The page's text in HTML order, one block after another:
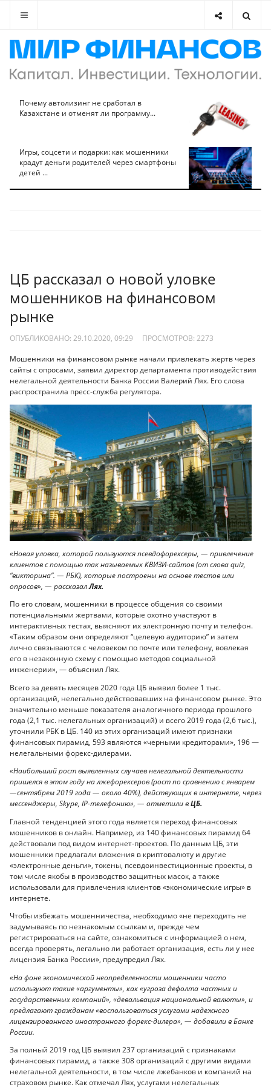
Почему автолизинг не сработал в
Казахстане и отменят ли программу...
Игры, соцсети и подарки: как мошенники
крадут деньги родителей через смартфоны
детей ...
ЦБ рассказал о новой уловке
мошенников на финансовом
рынке
ОПУБЛИКОВАНО: 29.10.2020, 09:29 ПРОСМОТРОВ: 2273
Мошенники на финансовом рынке начали привлекать жертв через
сайты с опросами, заявил директор департамента противодействия
нелегальной деятельности Банка России Валерий Лях. Его слова
распространила пресс-служба регулятора.
«Новая уловка, которой пользуются псевдофорексеры, — привлечение
клиентов с помощью так называемых КВИЗИ-сайтов (от слова quiz,
“викторина”. — РБК), которые построены на основе тестов или
опросов», — рассказалЛях.
По его словам, мошенники в процессе общения со своими
потенциальными жертвами, которые охотно участвуют в
интерактивных тестах, выясняют их электронную почту и телефон.
«Таким образом они определяют “целевую аудиторию” и затем
лично связываются с человеком по почте или телефону, вовлекая
его в незаконную схему с помощью методов социальной
инженерии», — объяснил Лях.
Всего за девять месяцев 2020 года ЦБ выявил более 1 тыс.
организаций, нелегально действовавших на финансовом рынке. Это
значительно меньше показателя аналогичного периода прошлого
года (2,1 тыс. нелегальных организаций) и всего 2019 года (2,6 тыс.),
уточнили РБК в ЦБ. 140 из этих организаций имеют признаки
финансовых пирамид, 593 являются «черными кредиторами», 196 —
нелегальными форекс-дилерами.
«Наибольший рост выявленных случаев нелегальной деятельности
пришелся в этом году на лжефорексеров (рост по сравнению с январем
—сентябрем 2019 года — около 40%), действующих в интернете, через
мессенджеры, Skype, IP-телефонию», — отметили вЦБ.
Главной тенденцией этого года является переход финансовых
мошенников в онлайн. Например, из 140 финансовых пирамид 64
действовали под видом интернет-проектов. По данным ЦБ, эти
мошенники предлагали вложения в криптовалюту и другие
«электронные деньги», токены, псевдоинвестиционные проекты, в
том числе якобы в производство защитных масок, а также
использовали для привлечения клиентов «экономические игры» в
интернете.
Чтобы избежать мошенничества, необходимо «не переходить не
задумываясь по незнакомым ссылкам и, прежде чем
регистрироваться на сайте, ознакомиться с информацией о нем,
всегда проверять, легально ли работает организация, есть ли у нее
лицензия Банка России», предупредил Лях.
«На фоне экономической неопределенности мошенники часто
используют такие «аргументы», как «угроза дефолта частных и
государственных компаний», «девальвация национальной валюты», и
предлагают гражданам «воспользоваться услугами надежного
лицензированного иностранного форекс-дилера», — добавили в Банке
России.
За полный 2019 год ЦБ выявил 237 организаций с признаками
финансовых пирамид, а также 308 организаций с другими видами
нелегальной деятельности, в том числе лжебанков и компаний на
страховом рынке. Как отмечал Лях, услугами нелегальных